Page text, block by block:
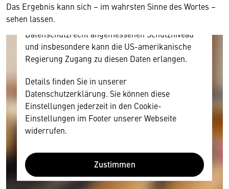
Das Ergebnis kann sich – im wahrsten Sinne des Wortes –
sehen lassen.
amerikanischen Anbietern austauscht.
Diese Daten unterliegen keinem dem EU-
Datenschutzrecht angemessenen Schutzniveau
und insbesondere kann die US-amerikanische
Regierung Zugang zu diesen Daten erlangen.
Details finden Sie in unserer
Datenschutzerklärung. Sie können diese
Einstellungen jederzeit in den Cookie-
Einstellungen im Footer unserer Webseite
widerrufen.
Zustimmen